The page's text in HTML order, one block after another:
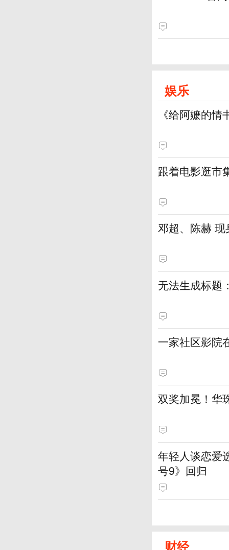
娱乐
《给阿嬷的
跟着电影逛市
邓超、陈赫 现
无法生成标题
一家社区影院
双奖加冕！华
年轻人谈恋爱
号9》回归
财经